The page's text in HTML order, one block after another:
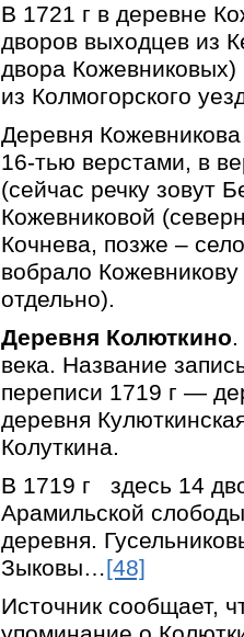
В 1721 г в деревне
дворов выходцев из
двора
из Колмогорского
Деревня
16-тью верстами, в
(сейчас речку зовут
Кожевниковой
Кочнева, позже –
вобрало
отдельно).
Деревня Колюткино
века. Название
переписи 1719 г —
деревня
Колуткина.
В 1719 г здесь 14
Арамильской
деревня.
Зыковы…[48]
Источник сообщает,